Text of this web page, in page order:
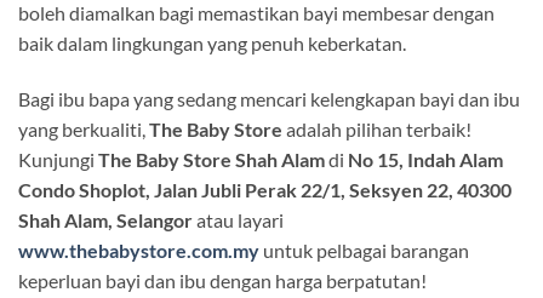
boleh diamalkan bagi memastikan bayi membesar dengan
baik dalam lingkungan yang penuh keberkatan.
Bagi ibu bapa yang sedang mencari kelengkapan bayi dan ibu
yang berkualiti,The Baby Store adalah pilihan terbaik!
Kunjungi The Baby Store Shah Alamdi No 15, Indah Alam
Condo Shoplot, Jalan Jubli Perak 22/1, Seksyen 22, 40300
Shah Alam, Selangoratau layari
www.thebabystore.com.my untuk pelbagai barangan
keperluan bayi dan ibu dengan harga berpatutan!